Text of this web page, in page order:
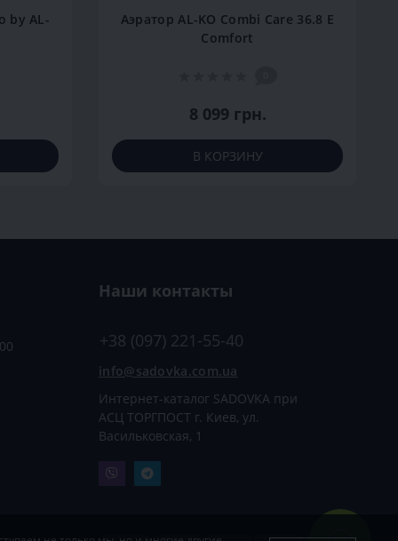
by AL-
Аэратор AL-KO Combi Care 36.8 E
Comfort
8 099 грн.
В КОРЗИНУ
Наши контакты
+38 (097) 221-55-40
info@sadovka.com.ua
Интернет-каталог SADOVKA при
АСЦ ТОРГПОСТ г. Киев, ул.
Васильковская, 1